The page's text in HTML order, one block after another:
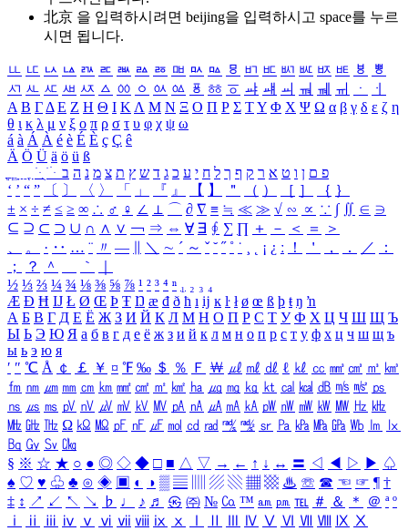
北京 을 입력하시려면 beijing을 입력하시고 space를 누르
시면 됩니다.
ㅥ ㅦ ㅧ ㅨ ㅩ ㅪ ㅫ ㅬ ㅭ ㅮ ㅯ ㅰ ㅱ ㅲ ㅳ ㅴ ㅵ ㅶ ㅷ ㅸ
ㅹ
ㅺ ㅻ ㅼ ㅽ ㅾ ㅿ ㆀ ㆁ ㆂ ㆃ ㆄ ㆅ ㆆ ㆇ ㆈ ㆉ ㆊ ㆋ ㆌ ㆍ
ㆎ
Α Β ΓΔ Ε Ζ Η Θ Ι ΚΛ Μ Ν Ξ Ο Π Ρ Σ ΤΥ Φ Χ Ψ Ω α β γ δ ε ζ η
θ ι κ λ μ ν ξ ο π ρ σ τ υ φ χ ψ ω
á à Á À é è É È ç Ç ê
Ä Ö Ü ä ö ü ß
ִֶֹ ֻּ ׁׂ פ ם ן ו ט א ר ק ף ך ל ח י ע כ ג ד ש ץ ת צ מ נ ה ב
‘ ’ “ ” 〔 〕 〈 〉 「 」 『 』 【 】 ＂ （ ） ［ ］ ｛ ｝
± × ÷ ≠ ≤ ≥ ∞ ∴ ♂ ♀ ∠ ⊥ ⌒ ∂ ∇ ≡ ≒ ≪ ≫ √ ∽ ∝ ∵ ∫ ∬ ∈ ∋
⊆ ⊇ ⊂ ⊃ ∪ ∩ ∧ ∨ ￢ ⇒ ⇔ ∀ ∃ ∮ ∑ ∏ ＋ － ＜ ＝
＞
、
。 · ‥ … ¨ 〃 ― ＼ ∼ ´ ～ ˇ ˘ ˝ ˚ ˙ ¸ ¡ ¿ ː ！ ＇ ， ． ／
：
；
？ ＾ ｀
½ ⅓ ⅔ ¼ ¾ ⅛ ⅜ ⅝ ⅞ ¹ ² ³ ⁴ ⁿ ₁ ₂ ₃ ₄
Æ Ð Ħ Ĳ Ł Ø Œ Þ Ŧ Ŋ æ đ ð ħ ı ĳ ĸ ŀ ł ø œ ß þ ŧ ŋ ŉ
А Б В Г Д Е Ё Ж З И Й К Л М Н О П Р С Т У Ф Х Ц Ч Ш Щ Ъ
Ы Ь Э Ю Я а б в г д е ё ж з и й к л м н о п р с т у ф х ц ч ш щ ъ
ы ь э ю я
′ ″ ℃ Å ￠ ￡ ￥ ¤ ℉ ‰ ＄ ％ Ｆ ￦ ㎕ ㎖ ㎗ ℓ ㎘ ㏄ ㎣ ㎤ ㎥ ㎦
㎙ ㎚ ㎛ ㎜ ㎝ ㎞ ㎟ ㎠ ㎡ ㎢ ㏊ ㎍ ㎎ ㎏ ㏏ ㎈ ㎉ ㏈ ㎧ ㎨ ㎰
㎱ ㎲ ㎳ ㎴ ㎵ ㎶ ㎷ ㎸ ㎹ ㎀ ㎁ ㎂ ㎃ ㎄ ㎺ ㎻ ㎽ ㎾ ㎿ ㎐ ㎑
㎒ ㎓ ㎔ Ω ㏀ ㏁ ㎊ ㎋ ㎌ ㏖ ㏅ ㎭ ㎮ ㎯ ㏛ ㎩ ㎪ ㎫ ㎬ ㏝ ㏐
㏓
㏃ ㏉ ㏜ ㏆
§ ※ ☆ ★ ○ ● ◎ ◇ ◆ □ ■ △ ▽ → ← ↑ ↓ ↔ 〓 ◁ ◀ ▷ ▶ ♤
♠ ♡ ♥ ♧ ♣ ⊙ ◈ ▣ ◐ ◑ ▒ ▤ ▨ ▧ ▦ ▩ ♨ ☏ ☎ ☜ ☞ ¶ †
‡ ↕ ↗ ↙ ↖ ↘ ♭ ♩ ♪ ♬ ㉿ ㈜ № ㏇ ™ ㏂ ㏘ ℡ ＃ ＆ ＊ ＠ ª º
ⅰ
ⅱ ⅲ ⅳ ⅴ ⅵ ⅶ ⅷ ⅸ ⅹ Ⅳ Ⅴ Ⅵ Ⅶ Ⅷ Ⅸ Ⅹ